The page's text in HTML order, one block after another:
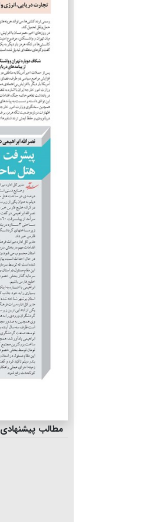
مطالب پیشنهادی